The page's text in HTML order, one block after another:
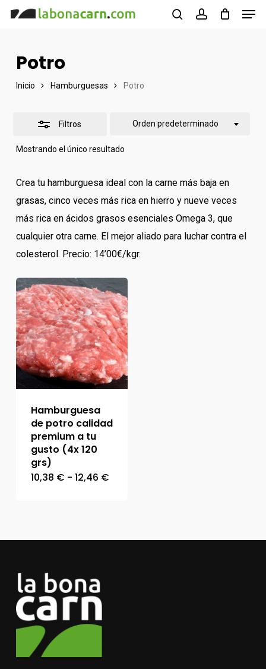
Skip
contentPotro
Inicio Hamburguesas Potro
Filtros
Mostrando el único resultado
Orden predeterminado
Crea tu hamburguesa ideal con la carne más baja en
grasas, cinco veces más rica en hierro y nueve veces
más rica en ácidos grasos esenciales Omega 3, que
cualquier otra carne. El mejor aliado para luchar contra el
colesterol. Precio: 14’00€/kgr.
Hamburguesa
de potro calidad
premium a tu
gusto (4x 120
grs)
10,38 € - 12,46 €Rango